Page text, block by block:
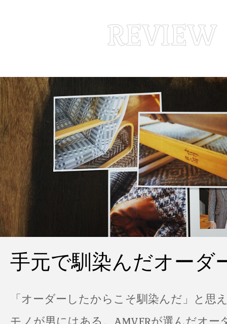
手元で馴染んだオーダ
「オーダーしたからこそ馴染んだ」と思